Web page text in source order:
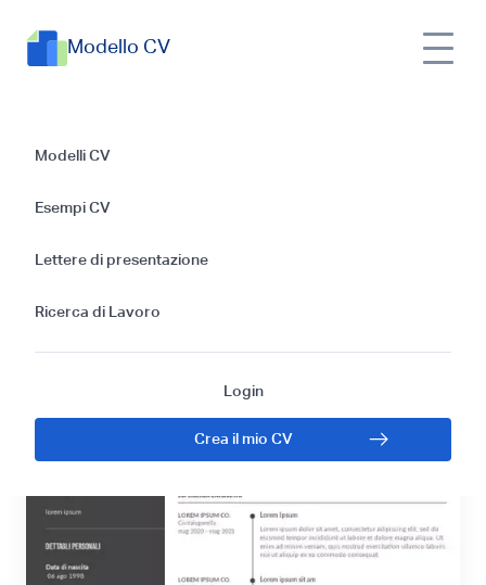
Modello CV
Modelli CV
Esempi CV
Lettere di presentazione
Ricerca di Lavoro
Login
Crea il mio CV
Guida alla Scrittura
di un CV Efficace
per un Scrittore di
Contenuti